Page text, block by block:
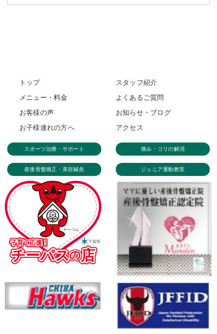
トップ
スタッフ紹介
メニュー・料金
よくあるご質問
お客様の声
お知らせ・ブログ
お子様連れの方へ
アクセス
スポーツ治療・サポート 痛み・コリの解消
産後骨盤矯正・美容鍼灸 ジュニア運動教室